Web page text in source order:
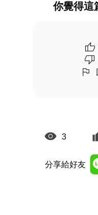
你覺得這
3
分享給好友